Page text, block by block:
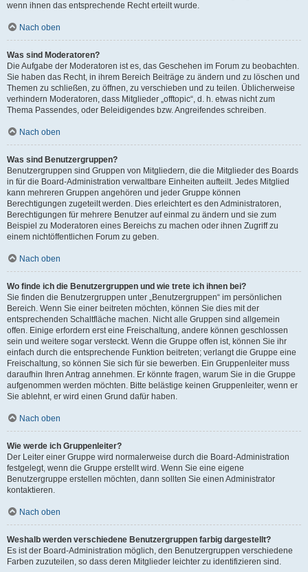
wenn ihnen das entsprechende Recht erteilt wurde.
Nach oben
Was sind Moderatoren?
Die Aufgabe der Moderatoren ist es, das Geschehen im Forum zu beobachten.
Sie haben das Recht, in ihrem Bereich Beiträge zu ändern und zu löschen und
Themen zu schließen, zu öffnen, zu verschieben und zu teilen. Üblicherweise
verhindern Moderatoren, dass Mitglieder „offtopic“, d. h. etwas nicht zum
Thema Passendes, oder Beleidigendes bzw. Angreifendes schreiben.
Nach oben
Was sind Benutzergruppen?
Benutzergruppen sind Gruppen von Mitgliedern, die die Mitglieder des Boards
in für die Board-Administration verwaltbare Einheiten aufteilt. Jedes Mitglied
kann mehreren Gruppen angehören und jeder Gruppe können
Berechtigungen zugeteilt werden. Dies erleichtert es den Administratoren,
Berechtigungen für mehrere Benutzer auf einmal zu ändern und sie zum
Beispiel zu Moderatoren eines Bereichs zu machen oder ihnen Zugriff zu
einem nichtöffentlichen Forum zu geben.
Nach oben
Wo finde ich die Benutzergruppen und wie trete ich ihnen bei?
Sie finden die Benutzergruppen unter „Benutzergruppen“ im persönlichen
Bereich. Wenn Sie einer beitreten möchten, können Sie dies mit der
entsprechenden Schaltfläche machen. Nicht alle Gruppen sind allgemein
offen. Einige erfordern erst eine Freischaltung, andere können geschlossen
sein und weitere sogar versteckt. Wenn die Gruppe offen ist, können Sie ihr
einfach durch die entsprechende Funktion beitreten; verlangt die Gruppe eine
Freischaltung, so können Sie sich für sie bewerben. Ein Gruppenleiter muss
daraufhin Ihren Antrag annehmen. Er könnte fragen, warum Sie in die Gruppe
aufgenommen werden möchten. Bitte belästige keinen Gruppenleiter, wenn er
Sie ablehnt, er wird einen Grund dafür haben.
Nach oben
Wie werde ich Gruppenleiter?
Der Leiter einer Gruppe wird normalerweise durch die Board-Administration
festgelegt, wenn die Gruppe erstellt wird. Wenn Sie eine eigene
Benutzergruppe erstellen möchten, dann sollten Sie einen Administrator
kontaktieren.
Nach oben
Weshalb werden verschiedene Benutzergruppen farbig dargestellt?
Es ist der Board-Administration möglich, den Benutzergruppen verschiedene
Farben zuzuteilen, so dass deren Mitglieder leichter zu identifizieren sind.